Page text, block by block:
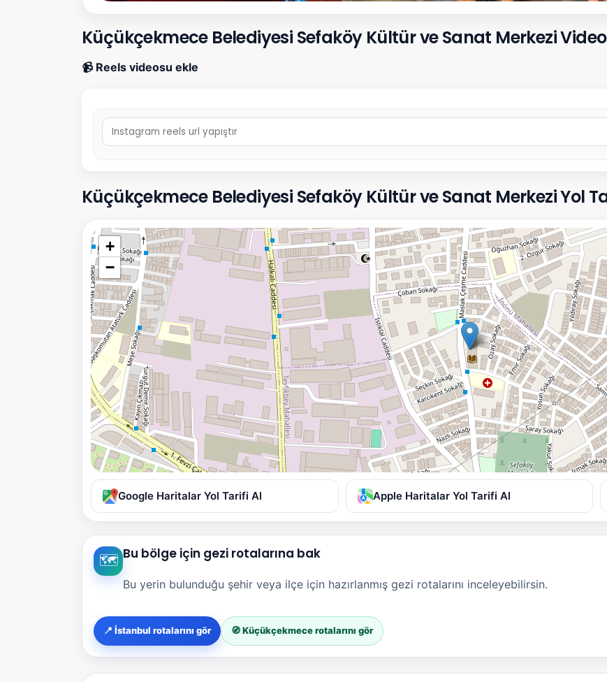
Küçükçekmece Belediyesi Sefaköy Kültür ve Sanat Merkezi
📹 Reels videosu ekle
Küçükçekmece Belediyesi Sefaköy Kültür ve Sanat Merkezi Yol
+
−
Google Haritalar Yol Tarifi Al Apple Haritalar Yol Tarifi Al
🗺️ Bu bölge için gezi rotalarına bak
Bu yerin bulunduğu şehir veya ilçe için hazırlanmış gezi rotalarını inceleyebilirsin.
📍 İstanbul rotalarını gör 🧭 Küçükçekmece rotalarını gör